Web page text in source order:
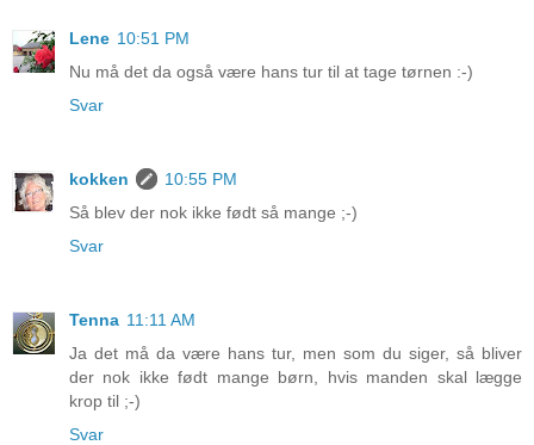
Lene 10:51 PM
Nu må det da også være hans tur til at tage tørnen :-)
Svar
kokken
10:55 PM
Så blev der nok ikke født så mange ;-)
Svar
Tenna 11:11 AM
Ja det må da være hans tur, men som du siger, så bliver
der nok ikke født mange børn, hvis manden skal lægge
krop til ;-)
Svar